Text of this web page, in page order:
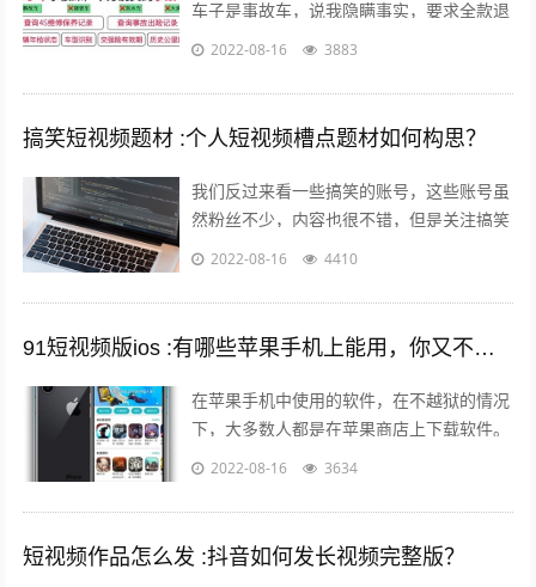
车子是事故车，说我隐瞒事实，要求全款退
车，我该怎么办？ 报警处理。二手车行在
2022-08-16 3883
搞笑短视频题材 :个人短视频槽点题材如何构思？
我们反过来看一些搞笑的账号，这些账号虽
然粉丝不少，内容也很不错，但是关注搞笑
账号的用户，大多数都是为了开心的，所以
2022-08-16 4410
91短视频版ios :有哪些苹果手机上能用，你又不愿意让人知道的好用的app呢？
在苹果手机中使用的软件，在不越狱的情况
下，大多数人都是在苹果商店上下载软件。
但是还有其他的方法可以让你的手机中安装
2022-08-16 3634
短视频作品怎么发 :抖音如何发长视频完整版？